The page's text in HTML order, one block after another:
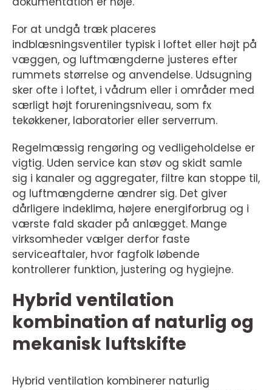
For at undgå træk placeres
indblæsningsventiler typisk i loftet eller højt på
væggen, og luftmængderne justeres efter
rummets størrelse og anvendelse. Udsugning
sker ofte i loftet, i vådrum eller i områder med
særligt højt forureningsniveau, som fx
tekøkkener, laboratorier eller serverrum.
Regelmæssig rengøring og vedligeholdelse er
vigtig. Uden service kan støv og skidt samle
sig i kanaler og aggregater, filtre kan stoppe til,
og luftmængderne ændrer sig. Det giver
dårligere indeklima, højere energiforbrug og i
værste fald skader på anlægget. Mange
virksomheder vælger derfor faste
serviceaftaler, hvor fagfolk løbende
kontrollerer funktion, justering og hygiejne.
Hybrid ventilation
kombination af naturlig og
mekanisk luftskifte
Hybrid ventilation kombinerer naturlig